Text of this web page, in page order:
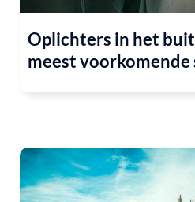
Oplichters in het
meest voorkomende